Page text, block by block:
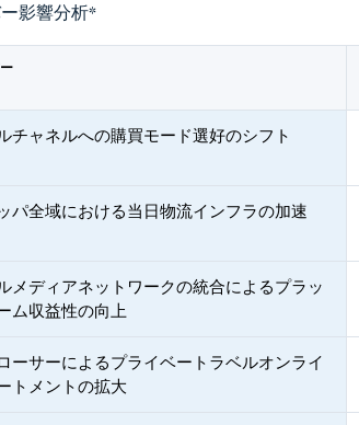
影響分析*
チャネルへの購買モード選好のシフト
パ全域における当日物流インフラの加速
メディアネットワークの統合によるプラッ
ム収益性の向上
ーサーによるプライベートラベルオンライ
トメントの拡大